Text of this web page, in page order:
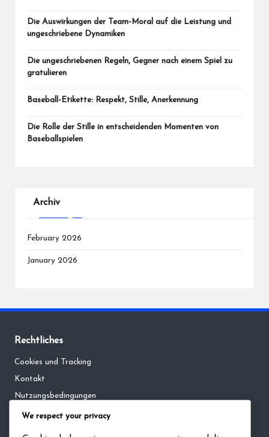
Die Auswirkungen der Team-Moral auf die Leistung und
ungeschriebene Dynamiken
Die ungeschriebenen Regeln, Gegner nach einem Spiel zu
gratulieren
Baseball-Etikette: Respekt, Stille, Anerkennung
Die Rolle der Stille in entscheidenden Momenten von
Baseballspielen
Archiv
February 2026
January 2026
Rechtliches
Cookies und Tracking
Kontakt
Nutzungsbedingungen
Datenschutzbestimmungen
We respect your privacy